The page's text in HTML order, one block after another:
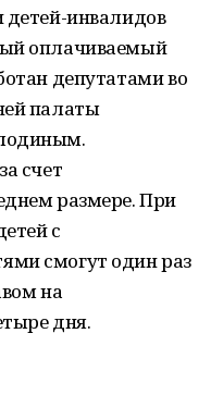
детей-инвалидов
оплачиваемый
депутатами во
палаты
счет
размере. При
с
смогут один раз
на
дня.